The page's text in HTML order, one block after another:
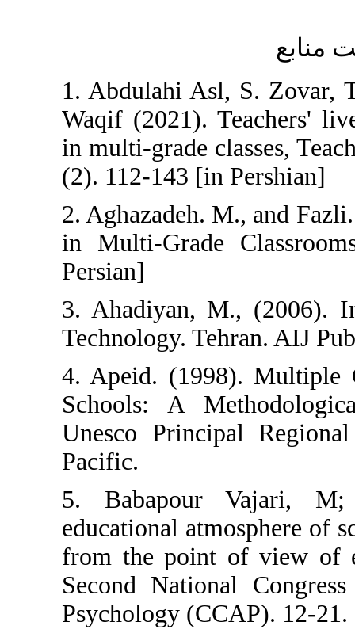
1. Abdulahi
Waqif (2021).
in multi-grade
(2). 112-143 [in
2. Aghazadeh.
in Multi-Grade
3. Ahadiyan,
Technology.
4. Apeid.
Schools: A
Unesco
5. Babapour
educational
from the point
Second
Psychology